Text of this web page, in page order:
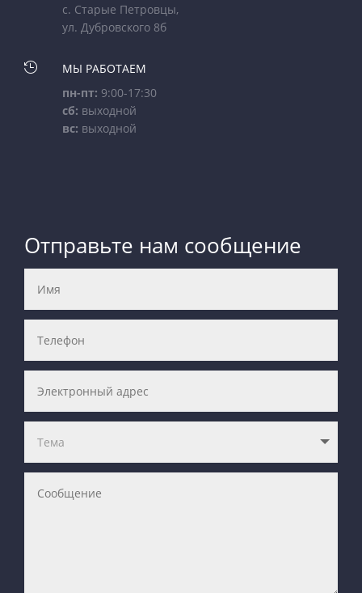
с. Старые Петровцы,
ул. Дубровского 8б

МЫ РАБОТАЕМ
пн-пт: 9:00-17:30
сб: выходной
вс: выходной
Отправьте нам сообщение